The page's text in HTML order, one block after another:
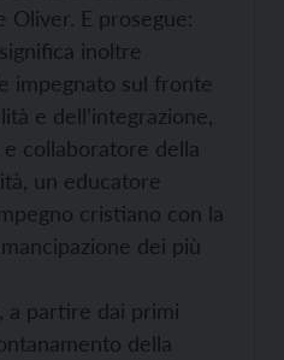
Oliver. E prosegue:
inoltre
impegnato sul fronte
e dell’integrazione,
collaboratore della
un educatore
cristiano con la
dei più
a partire dai primi
della